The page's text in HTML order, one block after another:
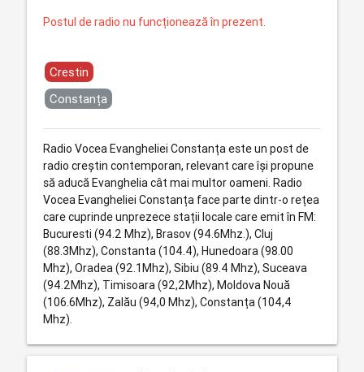
Postul de radio nu funcționează în prezent.
Crestin
Constanța
Radio Vocea Evangheliei Constanța este un post de
radio creștin contemporan, relevant care își propune
să aducă Evanghelia cât mai multor oameni. Radio
Vocea Evangheliei Constanța face parte dintr-o rețea
care cuprinde unprezece stații locale care emit în FM:
Bucuresti (94.2 Mhz), Brasov (94.6Mhz.), Cluj
(88.3Mhz), Constanta (104.4), Hunedoara (98.00
Mhz), Oradea (92.1Mhz), Sibiu (89.4 Mhz), Suceava
(94.2Mhz), Timisoara (92,2Mhz), Moldova Nouă
(106.6Mhz), Zalău (94,0 Mhz), Constanța (104,4
Mhz).